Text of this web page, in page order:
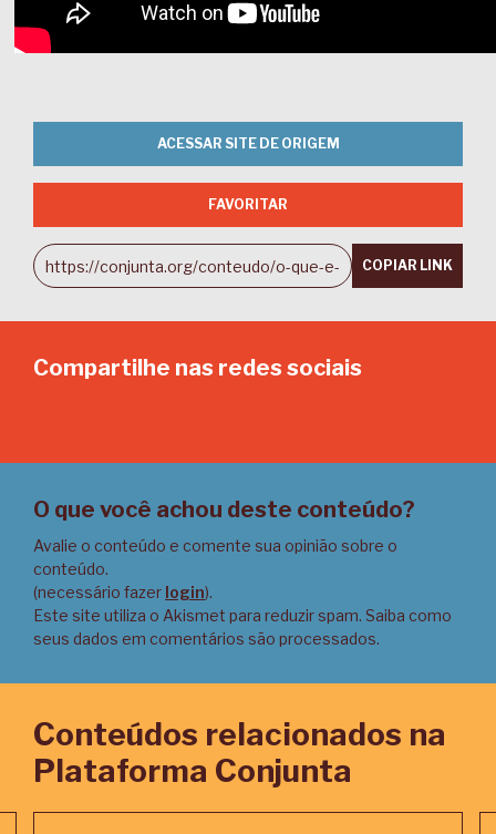
ACESSAR SITE DE ORIGEM
FAVORITAR
COPIAR LINK
Compartilhe nas redes sociais
O que você achou deste conteúdo?
Avalie o conteúdo e comente sua opinião sobre o
conteúdo.
(necessário fazer login).
Este site utiliza o Akismet para reduzir spam. Saiba como
seus dados em comentários são processados.
Conteúdos relacionados na
Plataforma Conjunta